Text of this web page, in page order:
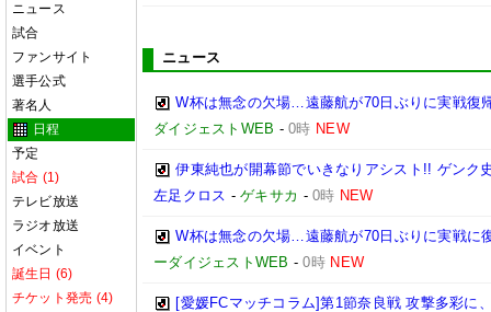
ニュース
試合
ファンサイト
選手公式
著名人
日程
予定
試合 (1)
テレビ放送
ラジオ放送
イベント
誕生日 (6)
チケット発売 (4)
ニュース
W杯は無念の欠場…遠藤航が70日ぶりに実戦復
ダイジェストWEB -0時 NEW
伊東純也が開幕節でいきなりアシスト!! ゲンク
左足クロス -ゲキサカ -0時 NEW
W杯は無念の欠場…遠藤航が70日ぶりに実戦に
ーダイジェストWEB -0時 NEW
[愛媛FCマッチコラム]第1節奈良戦 攻撃多彩に